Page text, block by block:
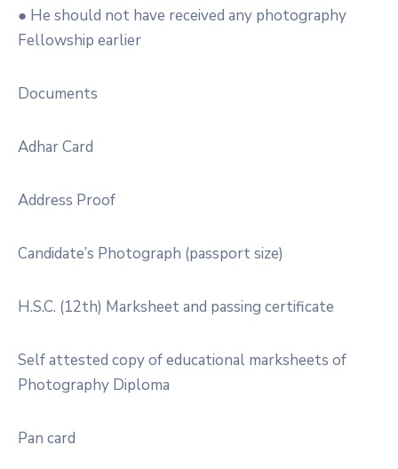
● He should not have received any photography
Fellowship earlier
Documents
Adhar Card
Address Proof
Candidate’s Photograph (passport size)
H.S.C. (12th) Marksheet and passing certificate
Self attested copy of educational marksheets of
Photography Diploma
Pan card